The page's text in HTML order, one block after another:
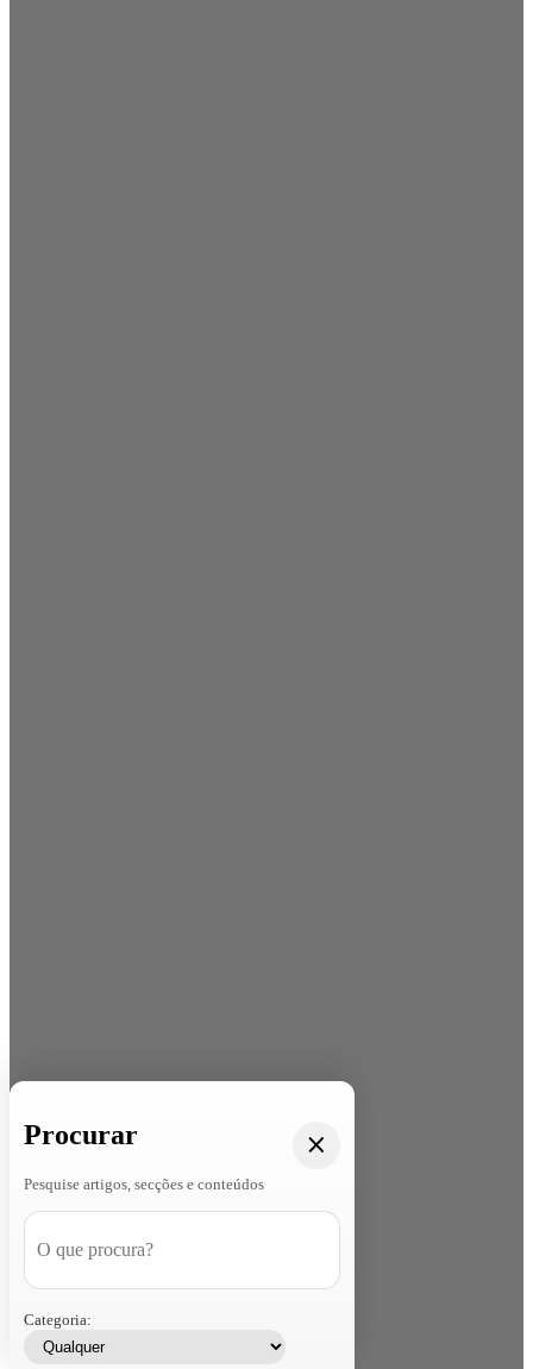
Procurar
Pesquise artigos, secções e conteúdos
Categoria: